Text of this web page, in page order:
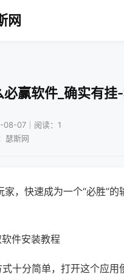
网
赢软件_确实有挂
08-07｜阅读：1
瑟斯网
，快速成为一个“必胜”的
件安装教程
十分简单，打开这个应用